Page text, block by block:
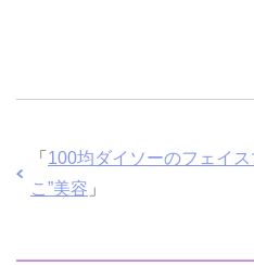
「 100均ダイソーのフェイ
こ”美容 」